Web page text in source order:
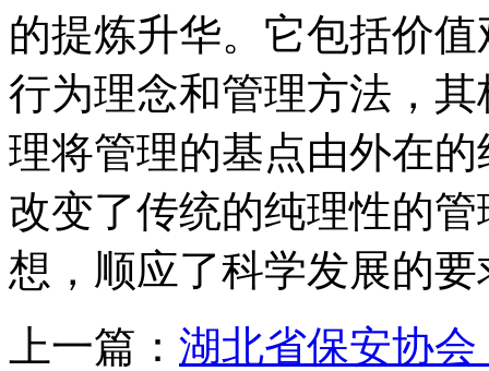
的提炼升华。它包括价
行为理念和管理方法，
理将管理的基点由外在
改变了传统的纯理性的
想，顺应了科学发展的要
上一篇： 湖北省保安协